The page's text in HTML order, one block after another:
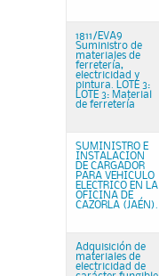
1811/EVA9
Suministro de
materiales de
ferretería,
electricidad y
pintura. LOTE 3:
LOTE 3: Material
de ferretería
SUMINISTRO E
INSTALACION
DE CARGADOR
PARA VEHICULO
ELECTRICO EN LA
OFICINA DE
CAZORLA (JAÉN).
Adquisición de
materiales de
electricidad de